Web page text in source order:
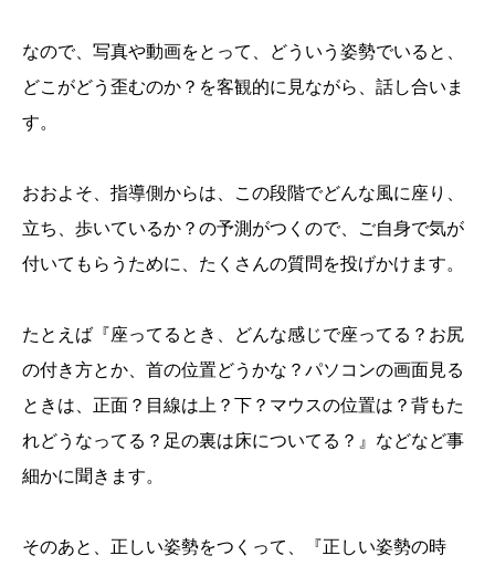
なので、写真や動画をとって、どういう姿勢でいると、
どこがどう歪むのか？を客観的に見ながら、話し合いま
す。
おおよそ、指導側からは、この段階でどんな風に座り、
立ち、歩いているか？の予測がつくので、ご自身で気が
付いてもらうために、たくさんの質問を投げかけます。
たとえば『座ってるとき、どんな感じで座ってる？お尻
の付き方とか、首の位置どうかな？パソコンの画面見る
ときは、正面？目線は上？下？マウスの位置は？背もた
れどうなってる？足の裏は床についてる？』などなど事
細かに聞きます。
そのあと、正しい姿勢をつくって、『正しい姿勢の時